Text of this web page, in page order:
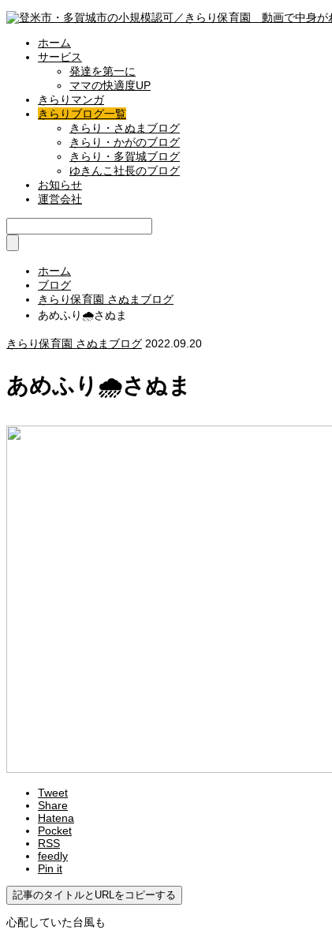
ホーム
サービス
発達を第一に
ママの快適度UP
きらりマンガ
きらりブログ一覧
きらり・さぬまブログ
きらり・かがのブログ
きらり・多賀城ブログ
ゆきんこ社長のブログ
お知らせ
運営会社
ホーム
ブログ
きらり保育園 さぬまブログ
あめふり🌧さぬま
きらり保育園 さぬまブログ 2022.09.20
あめふり🌧さぬま
Tweet
Share
Hatena
Pocket
RSS
feedly
Pin it
記事のタイトルとURLをコピーする
心配していた台風も